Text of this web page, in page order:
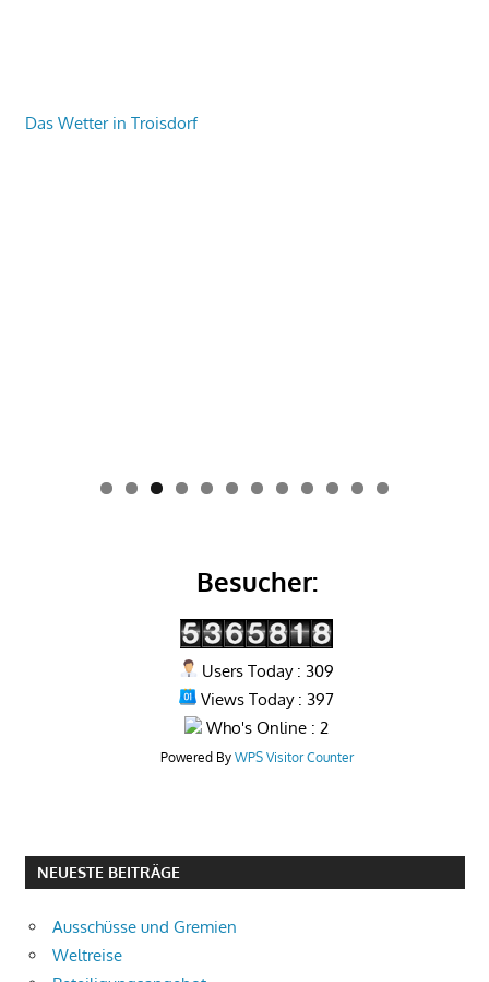
Das Wetter in Troisdorf
0 1 2
Besucher:
Users Today : 309
Views Today : 397
Who's Online : 2
Powered By WPS Visitor Counter
NEUESTE BEITRÄGE
Ausschüsse und Gremien
Weltreise